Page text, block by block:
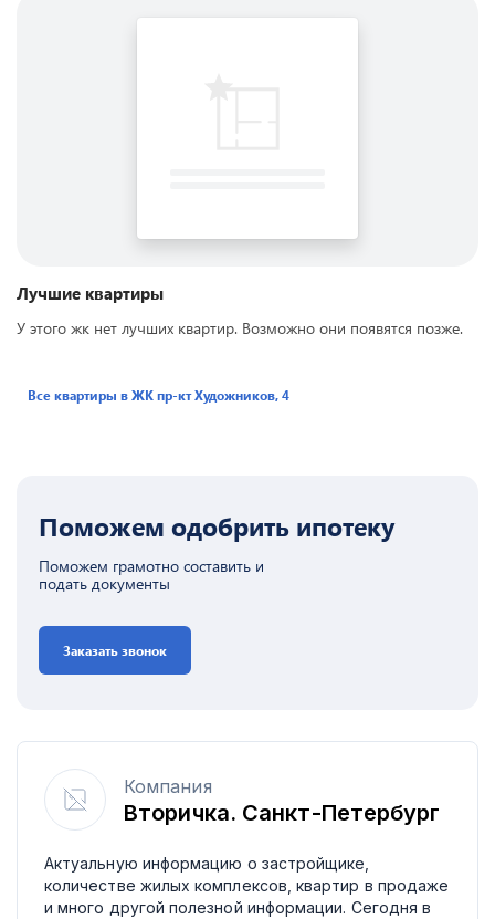
Лучшие квартиры
У этого жк нет лучших квартир. Возможно они появятся позже.
Все квартиры в ЖКпр-кт Художников, 4
Поможем одобрить ипотеку
Поможем грамотно составить и
подать документы
Заказать звонок
Компания
Вторичка. Санкт-Петербург
Актуальную информацию о застройщике,
количестве жилых комплексов, квартир в продаже
и много другой полезной информации. Сегодня в